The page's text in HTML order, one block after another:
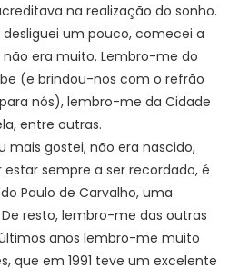
na realização do sonho.
um pouco, comecei a
era muito. Lembro-me do
(e brindou-nos com o refrão
nós), lembro-me da Cidade
entre outras.
mais gostei, não era nascido,
sempre a ser recordado, é
Paulo de Carvalho, uma
resto, lembro-me das outras
anos lembro-me muito
que em 1991 teve um excelente